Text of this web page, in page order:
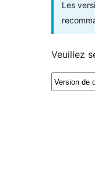
Les
Veuillez